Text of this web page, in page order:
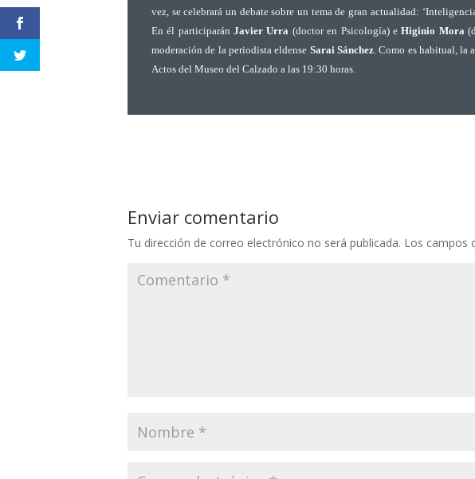
vez, se celebrará un debate sobre un tema de gran actualidad:
En él participaránJavier Urra (doctor en Psicología) eHiginio Mora
moderación de la periodista eldense Sarai Sánchez. Como es habitual, la
Actos del Museo del Calzado a las 19:30 horas.
Enviar comentario
Tu dirección de correo electrónico no será publicada. Los campos